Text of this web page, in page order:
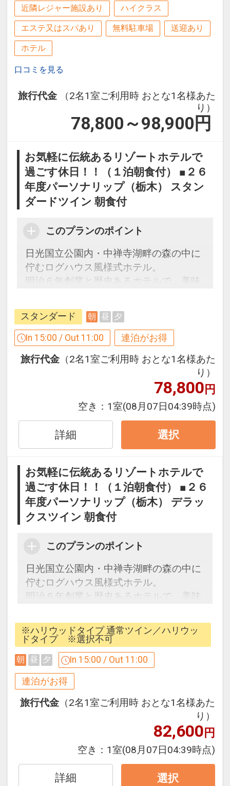
近隣レジャー施設あり ハイクラス
エステ又はスパあり 無料駐車場 送迎あり
ホテル
口コミを見る
旅行代金
（2名1室ご利用時 おとな1名様あた
り）
78,800～98,900 円
お気軽に伝統あるリゾートホテルで
過ごす休日！！（１泊朝食付） ■２６
年度パーソナリップ（栃木） スタン
ダードツイン 朝食付
このプランのポイント
日光国立公園内・中禅寺湖畔の森の中に
佇むログハウス風様式ホテル。
明治６年創業と歴史あるホテルで、美味
い。
す
2泊目より1泊につきおひとり様 １，０
※割引適用後のご旅行代金は、カレンダ
ーからお進みいただいた後表示される
さい。
※宿泊期間中すべての日において人数・
氏名・客室タイプ・食事条件・プラン同
一であることが割引適用の条件となりま
31日
インターネットコース番号：DP-1-
スタンダード 朝 昼 夕
In 15:00 / Out 11:00 連泊がお得
旅行代金 （2名1室ご利用時 おとな1名様あた
り）
78,800円
空き： 1室(08月07日04:39時点)
詳細 選択
お気軽に伝統あるリゾートホテルで
過ごす休日！！（１泊朝食付） ■２６
年度パーソナリップ（栃木） デラッ
クスツイン 朝食付
このプランのポイント
日光国立公園内・中禅寺湖畔の森の中に
佇むログハウス風様式ホテル。
明治６年創業と歴史あるホテルで、美味
い。
【連泊するとお得】連泊割引がございま
す
連泊の場合、
2泊目より1泊につきおひとり様１，０
※割引適用後のご旅行代金は、カレンダ
ーからお進みいただいた後表示される
「空室照会結果確認画面」でご確認くだ
※ハリウッドタイプ 通常ツイン／ハリウッ
ドタイプ ※選択不可
朝 昼 夕 In 15:00 / Out 11:00
連泊がお得
旅行代金 （2名1室ご利用時 おとな1名様あた
り）
82,600円
空き： 1室(08月07日04:39時点)
詳細 選択